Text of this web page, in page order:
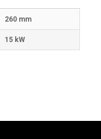
260 mm
15 kW